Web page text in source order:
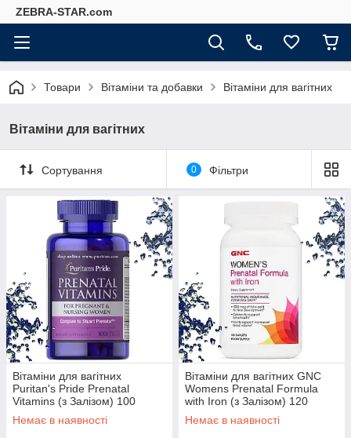
ZEBRA-STAR.com
Товари Вітаміни та добавки Вітаміни для вагітних
Вітаміни для вагітних
Сортування 0 Фільтри
Вітаміни для вагітних
Puritan's Pride Prenatal
Vitamins (з Залізом) 100
таблеток
Немає в наявності
Вітаміни для вагітних GNC
Womens Prenatal Formula
with Iron (з Залізом) 120
таблеток
Немає в наявності